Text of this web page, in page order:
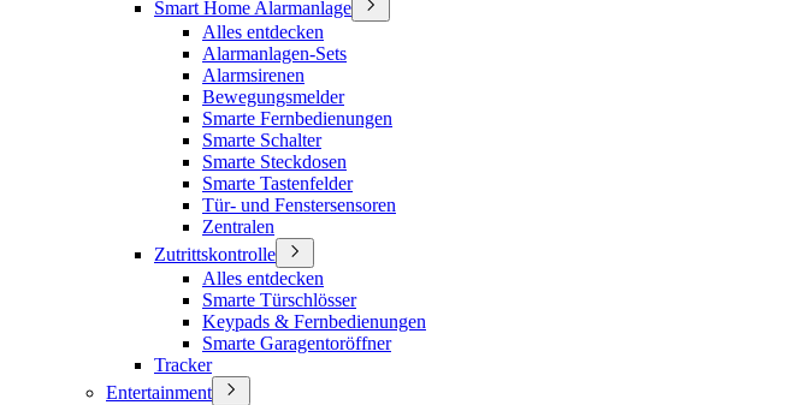
Smart Home Alarmanlage
Alles entdecken
Alarmanlagen-Sets
Alarmsirenen
Bewegungsmelder
Smarte Fernbedienungen
Smarte Schalter
Smarte Steckdosen
Smarte Tastenfelder
Tür- und Fenstersensoren
Zentralen
Zutrittskontrolle
Alles entdecken
Smarte Türschlösser
Keypads & Fernbedienungen
Smarte Garagentoröffner
Tracker
Entertainment